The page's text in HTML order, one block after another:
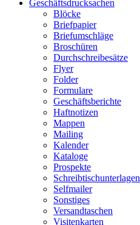
Geschäftsdrucksachen
Blöcke
Briefpapier
Briefumschläge
Broschüren
Durchschreibesätze
Flyer
Folder
Formulare
Geschäftsberichte
Haftnotizen
Mappen
Mailing
Kalender
Kataloge
Prospekte
Schreibtischunterlagen
Selfmailer
Sonstiges
Versandtaschen
Visitenkarten